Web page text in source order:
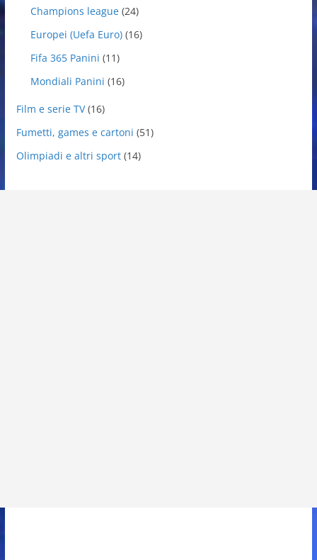
Champions league(24)
Europei (Uefa Euro)(16)
Fifa 365 Panini (11)
Mondiali Panini (16)
Film e serie TV(16)
Fumetti, games e cartoni (51)
Olimpiadi e altri sport(14)